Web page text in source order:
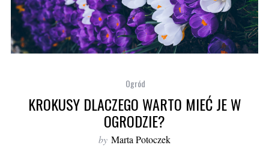
Ogród
KROKUSY DLACZEGO WARTO MIEĆ JE W
OGRODZIE?
by Marta Potoczek